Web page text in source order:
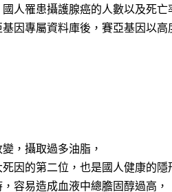
人罹患攝護腺癌的人數以及死
因專屬資料庫後，賽亞基因以
，攝取過多油脂，
因的第二位，也是國人健康的隱
容易造成血液中總膽固醇過高，